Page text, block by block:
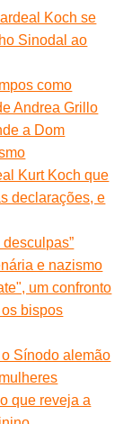
Koch se
Sinodal ao
como
Andrea Grillo
a Dom
Kurt Koch que
declarações, e
e nazismo
um confronto
bispos
Sínodo alemão
que reveja a